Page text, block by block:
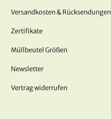
Versandkosten & Rücksendungen
Zertifikate
Müllbeutel Größen
Newsletter
Vertrag widerrufen